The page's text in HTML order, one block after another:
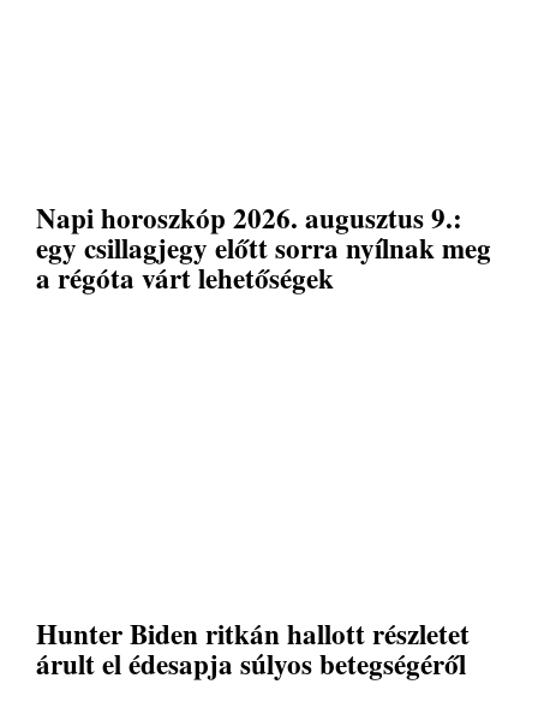
Napi horoszkóp 2026. augusztus 9.:
egy csillagjegy előtt sorra nyílnak meg
a régóta várt lehetőségek
Hunter Biden ritkán hallott részletet
árult el édesapja súlyos betegségéről